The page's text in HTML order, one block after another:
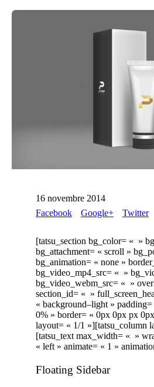
16 novembre 2014
Facebook
Google+ Twitter
[tatsu_section bg_color= « »
bg_attachment= « scroll »
bg_animation= « none »
bg_video_mp4_src= « »
bg_video_webm_src= « »
section_id= « »
« background–light »
0% » border= « 0px 0px px
layout= « 1/1 »][tatsu_column
[tatsu_text max_width= « »
« left » animate= « 1 »
Floating Sidebar